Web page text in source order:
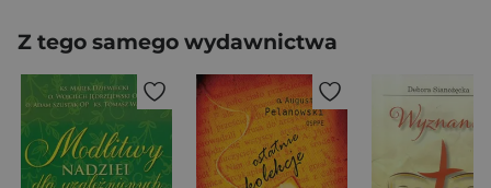
Z tego samego wydawnictwa